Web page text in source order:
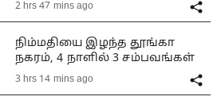
2 hrs 47 mins ago
நிம்மதியை இழந்த தூங்கா
நகரம், 4 நாளில் 3 சம்பவங்கள்
3 hrs 14 mins ago